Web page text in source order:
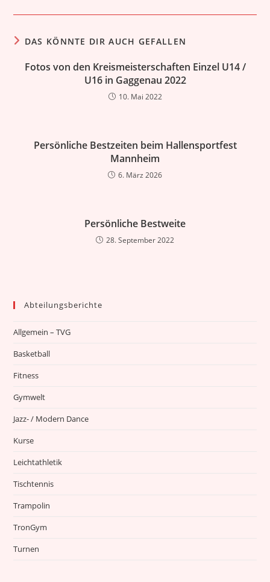
DAS KÖNNTE DIR AUCH GEFALLEN
Fotos von den Kreismeisterschaften Einzel U14 /
U16 in Gaggenau 2022
10. Mai 2022
Persönliche Bestzeiten beim Hallensportfest
Mannheim
6. März 2026
Persönliche Bestweite
28. September 2022
Abteilungsberichte
Allgemein – TVG
Basketball
Fitness
Gymwelt
Jazz- / Modern Dance
Kurse
Leichtathletik
Tischtennis
Trampolin
TronGym
Turnen